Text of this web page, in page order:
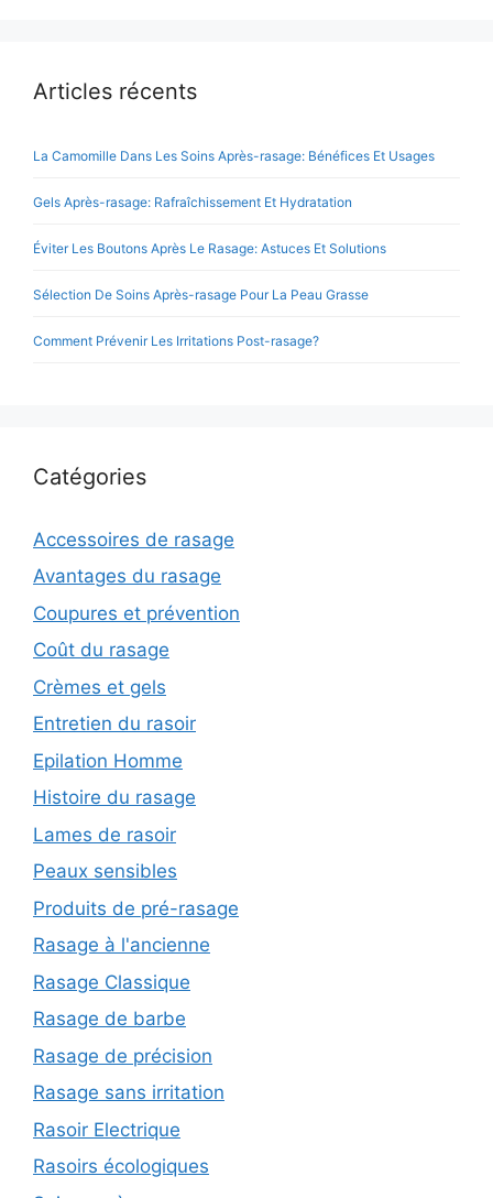
Articles récents
La Camomille Dans Les Soins Après-rasage: Bénéfices Et Usages
Gels Après-rasage: Rafraîchissement Et Hydratation
Éviter Les Boutons Après Le Rasage: Astuces Et Solutions
Sélection De Soins Après-rasage Pour La Peau Grasse
Comment Prévenir Les Irritations Post-rasage?
Catégories
Accessoires de rasage
Avantages du rasage
Coupures et prévention
Coût du rasage
Crèmes et gels
Entretien du rasoir
Epilation Homme
Histoire du rasage
Lames de rasoir
Peaux sensibles
Produits de pré-rasage
Rasage à l'ancienne
Rasage Classique
Rasage de barbe
Rasage de précision
Rasage sans irritation
Rasoir Electrique
Rasoirs écologiques